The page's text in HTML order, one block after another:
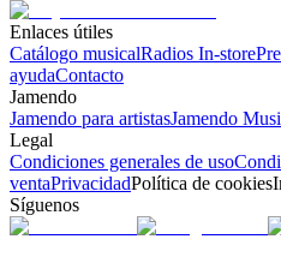
Enlaces útiles
Catálogo musicalRadios In-store
ayudaContacto
Jamendo
Jamendo para artistasJamendo
Legal
Condiciones generales de uso
ventaPrivacidadPolítica de cookies
Síguenos